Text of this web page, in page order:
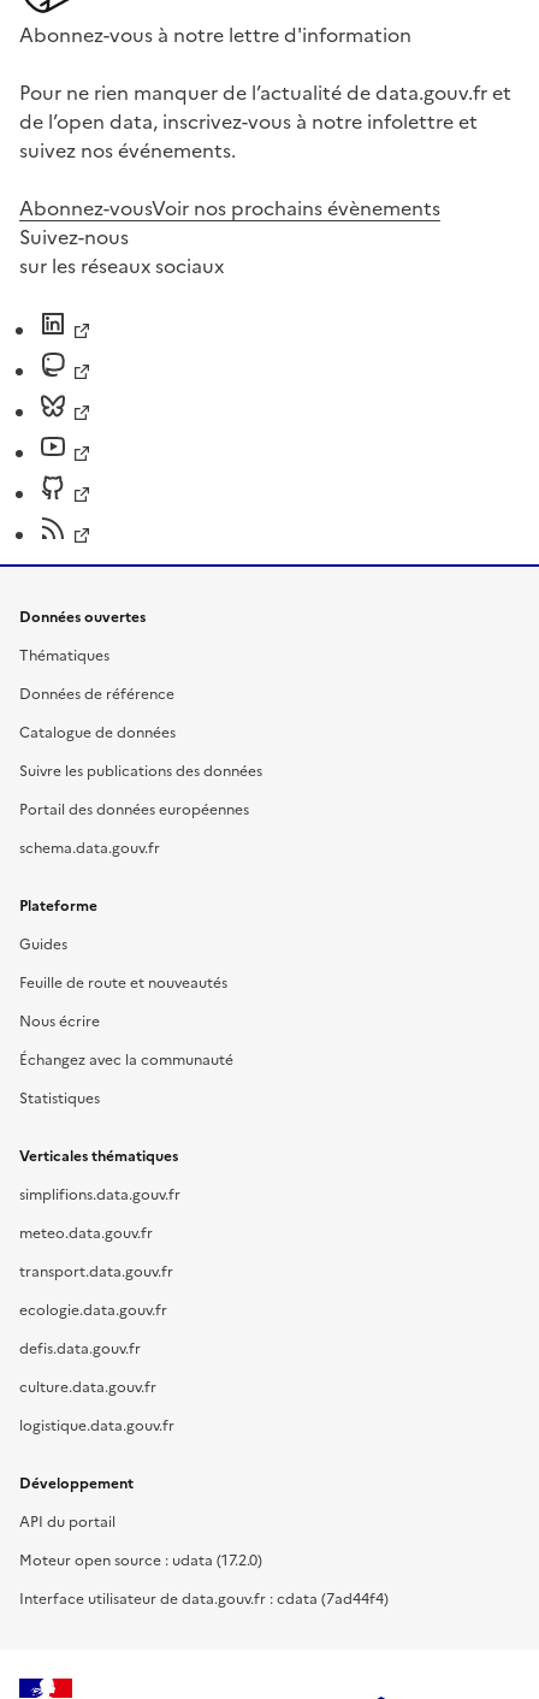
Abonnez-vous à notre lettre d'information
Pour ne rien manquer de l’actualité de data.gouv.fr et
de l’open data, inscrivez-vous à notre infolettre et
suivez nos événements.
Abonnez-vousVoir nos prochains évènements
Suivez-nous
sur les réseaux sociaux
Données ouvertes
Thématiques
Données de référence
Catalogue de données
Suivre les publications des données
Portail des données européennes
schema.data.gouv.fr
Plateforme
Guides
Feuille de route et nouveautés
Nous écrire
Échangez avec la communauté
Statistiques
Verticales thématiques
simplifions.data.gouv.fr
meteo.data.gouv.fr
transport.data.gouv.fr
ecologie.data.gouv.fr
defis.data.gouv.fr
culture.data.gouv.fr
logistique.data.gouv.fr
Développement
API du portail
Moteur open source : udata (17.2.0)
Interface utilisateur de data.gouv.fr : cdata (7ad44f4)